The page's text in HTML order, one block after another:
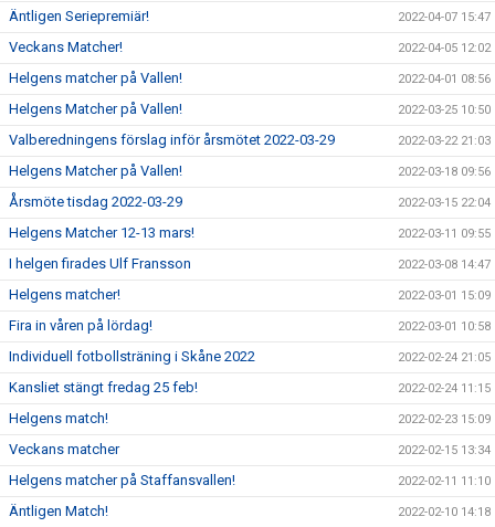
Äntligen Seriepremiär! 2022-04-07 15:47
Veckans Matcher! 2022-04-05 12:02
Helgens matcher på Vallen! 2022-04-01 08:56
Helgens Matcher på Vallen! 2022-03-25 10:50
Valberedningens förslag inför årsmötet 2022-03-29 2022-03-22 21:03
Helgens Matcher på Vallen! 2022-03-18 09:56
Årsmöte tisdag 2022-03-29 2022-03-15 22:04
Helgens Matcher 12-13 mars! 2022-03-11 09:55
I helgen firades Ulf Fransson 2022-03-08 14:47
Helgens matcher! 2022-03-01 15:09
Fira in våren på lördag! 2022-03-01 10:58
Individuell fotbollsträning i Skåne 2022 2022-02-24 21:05
Kansliet stängt fredag 25 feb! 2022-02-24 11:15
Helgens match! 2022-02-23 15:09
Veckans matcher 2022-02-15 13:34
Helgens matcher på Staffansvallen! 2022-02-11 11:10
Äntligen Match! 2022-02-10 14:18